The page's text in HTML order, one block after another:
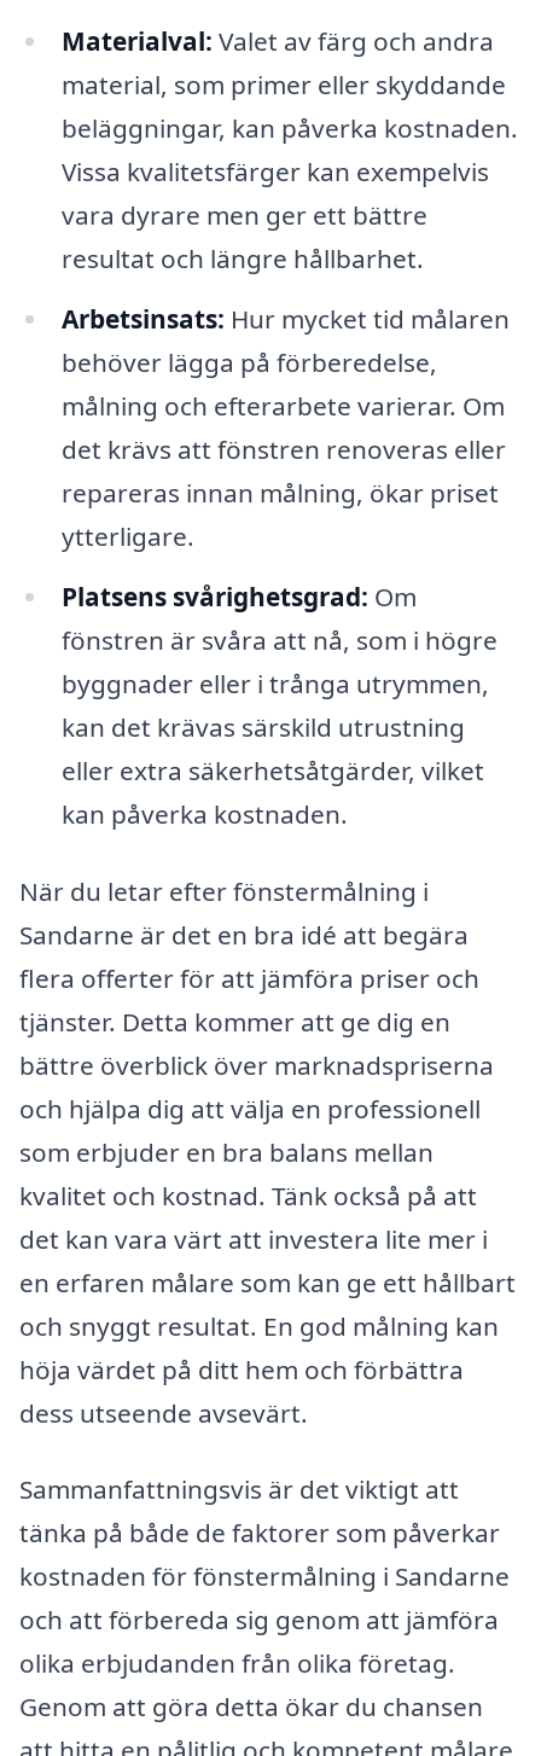
Materialval: Valet av färg och andra
material, som primer eller skyddande
beläggningar, kan påverka kostnaden.
Vissa kvalitetsfärger kan exempelvis
vara dyrare men ger ett bättre
resultat och längre hållbarhet.
Arbetsinsats: Hur mycket tid målaren
behöver lägga på förberedelse,
målning och efterarbete varierar. Om
det krävs att fönstren renoveras eller
repareras innan målning, ökar priset
ytterligare.
Platsens svårighetsgrad: Om
fönstren är svåra att nå, som i högre
byggnader eller i trånga utrymmen,
kan det krävas särskild utrustning
eller extra säkerhetsåtgärder, vilket
kan påverka kostnaden.
När du letar efter fönstermålning i
Sandarne är det en bra idé att begära
flera offerter för att jämföra priser och
tjänster. Detta kommer att ge dig en
bättre överblick över marknadspriserna
och hjälpa dig att välja en professionell
som erbjuder en bra balans mellan
kvalitet och kostnad. Tänk också på att
det kan vara värt att investera lite mer i
en erfaren målare som kan ge ett hållbart
och snyggt resultat. En god målning kan
höja värdet på ditt hem och förbättra
dess utseende avsevärt.
Sammanfattningsvis är det viktigt att
tänka på både de faktorer som påverkar
kostnaden för fönstermålning i Sandarne
och att förbereda sig genom att jämföra
olika erbjudanden från olika företag.
Genom att göra detta ökar du chansen